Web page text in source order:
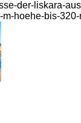
der-liskara-
m-hoehe-bis-